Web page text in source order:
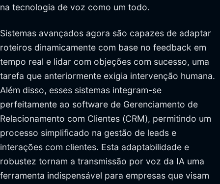
na tecnologia de voz como um todo.
Sistemas avançados agora são capazes de adaptar
roteiros dinamicamente com base no feedback em
tempo real e lidar com objeções com sucesso, uma
tarefa que anteriormente exigia intervenção humana.
Além disso, esses sistemas integram-se
perfeitamente ao software de Gerenciamento de
Relacionamento com Clientes (CRM), permitindo um
processo simplificado na gestão de leads e
interações com clientes. Esta adaptabilidade e
robustez tornam a transmissão por voz da IA uma
ferramenta indispensável para empresas que visam